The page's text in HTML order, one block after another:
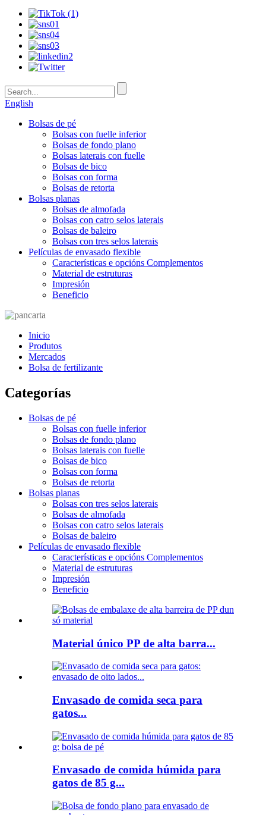
English
Bolsas de pé
Bolsas con fuelle inferior
Bolsas de fondo plano
Bolsas laterais con fuelle
Bolsas de bico
Bolsas con forma
Bolsas de retorta
Bolsas planas
Bolsas de almofada
Bolsas con catro selos laterais
Bolsas de baleiro
Bolsas con tres selos laterais
Películas de envasado flexible
Características e opcións Complementos
Material de estruturas
Impresión
Beneficio
Inicio
Produtos
Mercados
Bolsa de fertilizante
Categorías
Bolsas de pé
Bolsas con fuelle inferior
Bolsas de fondo plano
Bolsas laterais con fuelle
Bolsas de bico
Bolsas con forma
Bolsas de retorta
Bolsas planas
Bolsas con tres selos laterais
Bolsas de almofada
Bolsas con catro selos laterais
Bolsas de baleiro
Películas de envasado flexible
Características e opcións Complementos
Material de estruturas
Impresión
Beneficio
Material único PP de alta barra...
Envasado de comida seca para
gatos...
Envasado de comida húmida para
gatos de 85 g...